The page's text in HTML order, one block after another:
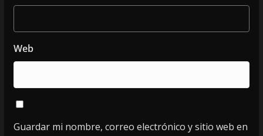
Web
Guardar mi nombre, correo electrónico y sitio web en